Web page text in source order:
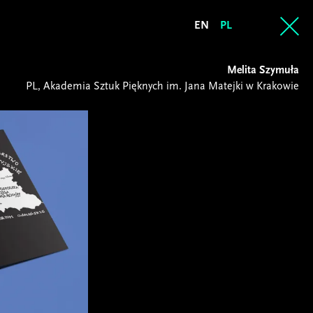
EN PL
Melita Szymuła
PL, Akademia Sztuk Pięknych im. Jana Matejki w Krakowie